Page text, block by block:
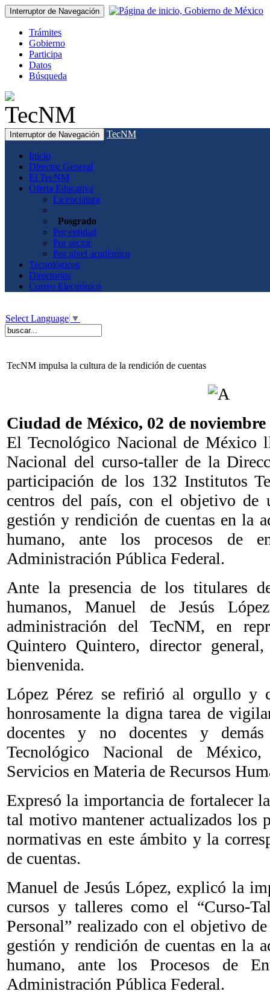
Interruptor de Navegación
Trámites
Gobierno
Participa
Datos
Búsqueda
Interruptor de Navegación TecNM
Inicio
Director General
El TecNM
Oferta Educativa
Licenciatura
Posgrado
Por entidad
Por sector
Por nivel académico
Tecnológicos
Directorios
Correo Electrónico
Select Language ▼
TecNM impulsa la cultura de la rendición de cuentas
Ciudad de México, 02 de
El Tecnológico Nacional de México
Nacional del curso-taller de la
participación de los 132 Institutos
centros del país, con el objetivo de
gestión y rendición de cuentas en la
humano, ante los procesos de
Administración Pública Federal.
Ante la presencia de los titulares
humanos, Manuel de Jesús
administración del TecNM, en
Quintero Quintero, director
bienvenida.
López Pérez se refirió al orgullo y
honrosamente la digna tarea de
docentes y no docentes y
Tecnológico Nacional de
Servicios en Materia de Recursos
Expresó la importancia de fortalecer
tal motivo mantener actualizados los
normativas en este ámbito y la
de cuentas.
Manuel de Jesús López, explicó la
cursos y talleres como el “Curso-
Personal” realizado con el objetivo
gestión y rendición de cuentas en la
humano, ante los Procesos de
Administración Pública Federal.